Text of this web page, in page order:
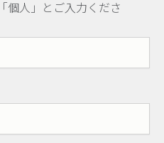
個人」とご入力くださ